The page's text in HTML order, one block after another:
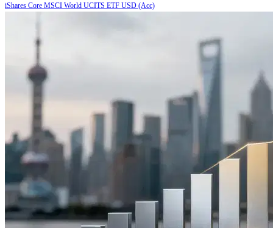
iShares Core MSCI World UCITS ETF USD (Acc)